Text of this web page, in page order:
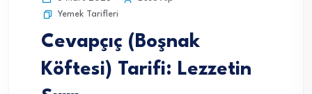
Yemek Tarifleri
Cevapçıç (Boşnak
Köftesi) Tarifi: Lezzetin